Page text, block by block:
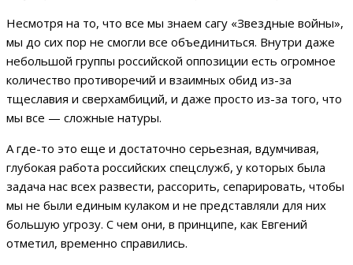
Несмотря на то, что все мы знаем сагу «Звездные войны»,
мы до сих пор не смогли все объединиться. Внутри даже
небольшой группы российской оппозиции есть огромное
количество противоречий и взаимных обид из-за
тщеславия и сверхамбиций, и даже просто из-за того, что
мы все — сложные натуры.
А где-то это еще и достаточно серьезная, вдумчивая,
глубокая работа российских спецслужб, у которых была
задача нас всех развести, рассорить, сепарировать, чтобы
мы не были единым кулаком и не представляли для них
большую угрозу. С чем они, в принципе, как Евгений
отметил, временно справились.